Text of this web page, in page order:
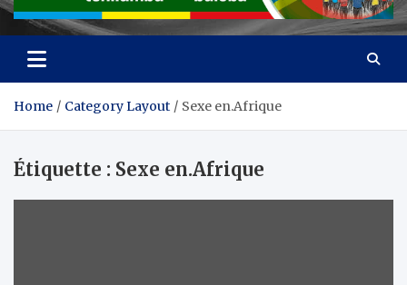
Home Category Layout Sexe en.Afrique
Étiquette : Sexe en.Afrique